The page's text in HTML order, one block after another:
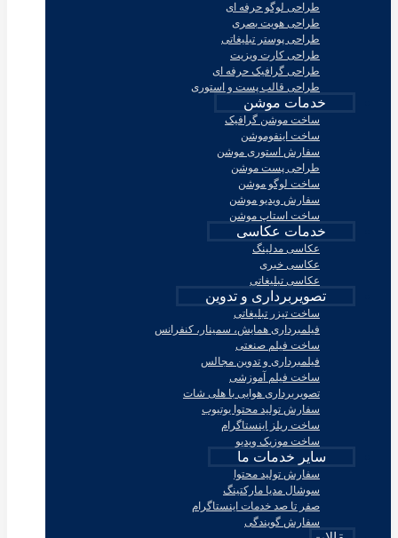
طراحی لوگو حرفه ای
طراحی هویت بصری
طراحی پوستر تبلیغاتی
طراحی کارت ویزیت
طراحی گرافیک حرفه ای
طراحی قالب پست و استوری
خدمات موشن
ساخت موشن گرافیک
ساخت اینفوموشن
سفارش استوری موشن
طراحی پست موشن
ساخت لوگو موشن
سفارش ویدیو موشن
ساخت استاپ موشن
خدمات عکاسی
عکاسی مدلینگ
عکاسی خبری
عکاسی تبلیغاتی
تصویربرداری و تدوین
ساخت تیزر تبلیغاتی
فیلمبرداری همایش، سمینار، کنفرانس
ساخت فیلم صنعتی
فیلمبرداری و تدوین مجالس
ساخت فیلم آموزشی
تصویربرداری هوایی با هلی شات
سفارش تولید محتوا یوتیوب
ساخت ریلز اینستاگرام
ساخت موزیک ویدیو
سایر خدمات ما
سفارش تولید محتوا
سوشال مدیا مارکتینگ
صفر تا صد خدمات اینستاگرام
سفارش گویندگی